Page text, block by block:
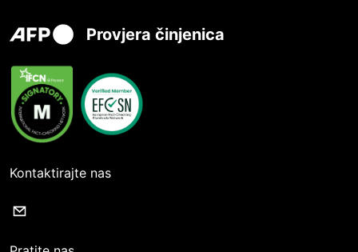
Provjera činjenica
Kontaktirajte nas